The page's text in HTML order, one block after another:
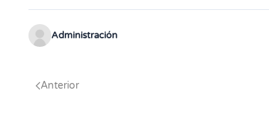
Administración
Anterior